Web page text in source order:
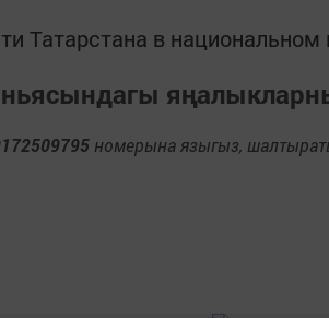
Татарстана в
номерына языгыз,